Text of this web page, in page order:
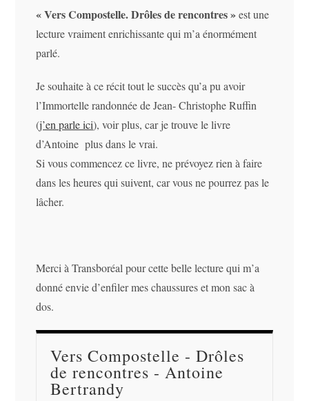
« Vers Compostelle. Drôles de rencontres »est une
lecture vraiment enrichissante qui m’a énormément
parlé.
Je souhaite à ce récit tout le succès qu’a pu avoir
l’Immortelle randonnée de Jean- Christophe Ruffin
(j’en parle ici), voir plus, car je trouve le livre
d’Antoine plus dans le vrai.
Si vous commencez ce livre, ne prévoyez rien à faire
dans les heures qui suivent, car vous ne pourrez pas le
lâcher.
Merci à Transboréal pour cette belle lecture qui m’a
donné envie d’enfiler mes chaussures et mon sac à
dos.
Vers Compostelle - Drôles
de rencontres - Antoine
Bertrandy